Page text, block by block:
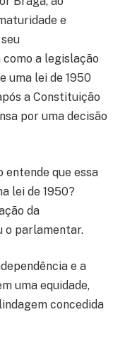
e
a legislação
uma lei de 1950
a Constituição
por uma decisão
entende que essa
lei de 1950?
da
o parlamentar.
e a
uma equidade,
concedida